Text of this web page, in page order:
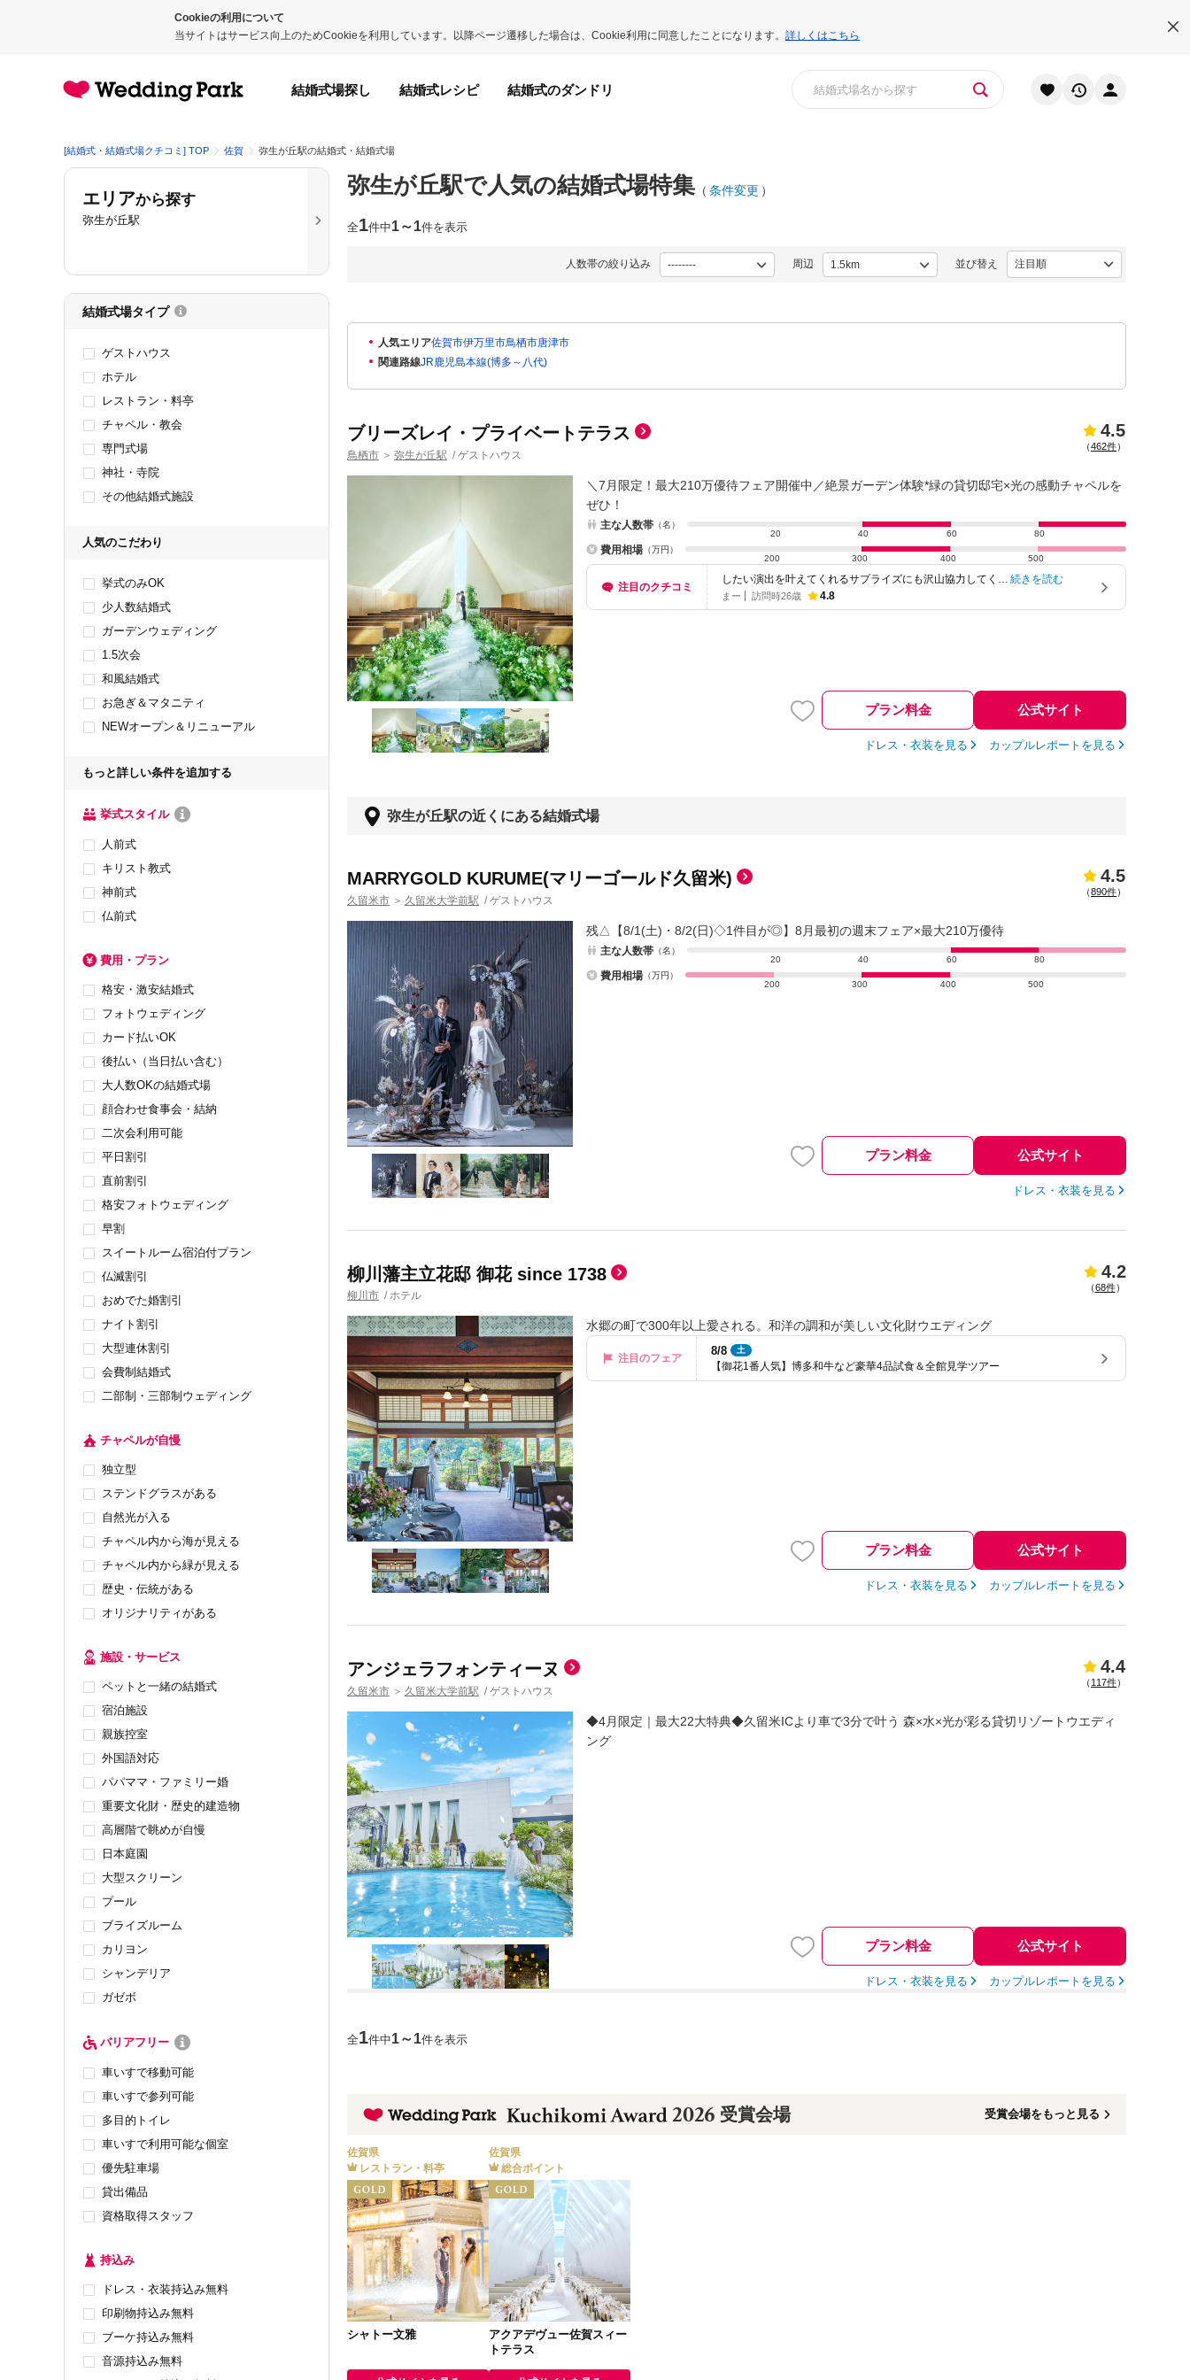
Cookieの利用について
当サイトはサービス向上のためCookieを利用しています。以降ページ遷移した場合は、Cookie利用に同意したことになります。 詳しくはこちら
結婚式場探し 結婚式レシピ 結婚式のダンドリ
[結婚式・結婚式場クチコミ] TOP 佐賀 弥生が丘駅の結婚式・結婚式場
弥生が丘駅で人気の結婚式場特集 （ 条件変更 ）
全1件中1～1件を表示
人数帯の絞り込み 周辺 並び替え
人気エリア佐賀市伊万里市鳥栖市唐津市
関連路線JR鹿児島本線(博多～八代)
ブリーズレイ・プライベートテラス
鳥栖市 ＞ 弥生が丘駅 / ゲストハウス
4.5
（462件）
＼7月限定！最大210万優待フェア開催中／絶景ガーデン体験*緑の貸切邸宅×光の感動チャペルを
ぜひ！
主な人数帯 （名）
20
40 60 80
費用相場 （万円）
200
300 400 500
注目のクチコミ
したい演出を叶えてくれるサプライズにも沢山協力してくれ
る…
続きを読む
まー 訪問時26歳 4.8
プラン料金 公式サイト
ドレス・衣装を見る カップルレポートを見る
弥生が丘駅の近くにある結婚式場
MARRYGOLD KURUME(マリーゴールド久留米)
久留米市 ＞ 久留米大学前駅 / ゲストハウス
4.5
（890件）
残△【8/1(土)・8/2(日)◇1件目が◎】8月最初の週末フェア×最大210万優待
主な人数帯 （名）
20
40 60 80
費用相場 （万円）
200
300 400 500
プラン料金 公式サイト
ドレス・衣装を見る
柳川藩主立花邸 御花 since 1738
柳川市 / ホテル
4.2
（68件）
水郷の町で300年以上愛される。和洋の調和が美しい文化財ウエディング
注目のフェア
8/8 土
【御花1番人気】博多和牛など豪華4品試食＆全館見学ツアー
プラン料金 公式サイト
ドレス・衣装を見る カップルレポートを見る
アンジェラフォンティーヌ
久留米市 ＞ 久留米大学前駅 / ゲストハウス
4.4
（ 117件）
◆4月限定｜最大22大特典◆久留米ICより車で3分で叶う 森×水×光が彩る貸切リゾートウエディ
ング
プラン料金 公式サイト
ドレス・衣装を見る カップルレポートを見る
全1件中1～1件を表示
2026 受賞会場 受賞会場をもっと見る
佐賀県
レストラン・料亭
シャトー文雅
佐賀県
総合ポイント
アクアデヴュー佐賀スィー
トテラス
エリアから探す
弥生が丘駅
結婚式場タイプ
ゲストハウス
ホテル
レストラン・料亭
チャペル・教会
専門式場
神社・寺院
その他結婚式施設
人気のこだわり
挙式のみOK
少人数結婚式
ガーデンウェディング
1.5次会
和風結婚式
お急ぎ＆マタニティ
NEWオープン＆リニューアル
もっと詳しい条件を追加する
挙式スタイル
人前式
キリスト教式
神前式
仏前式
費用・プラン
格安・激安結婚式
フォトウェディング
カード払いOK
後払い（当日払い含む）
大人数OKの結婚式場
顔合わせ食事会・結納
二次会利用可能
平日割引
直前割引
格安フォトウェディング
早割
スイートルーム宿泊付プラン
仏滅割引
おめでた婚割引
ナイト割引
大型連休割引
会費制結婚式
二部制・三部制ウェディング
チャペルが自慢
独立型
ステンドグラスがある
自然光が入る
チャペル内から海が見える
チャペル内から緑が見える
歴史・伝統がある
オリジナリティがある
施設・サービス
ペットと一緒の結婚式
宿泊施設
親族控室
外国語対応
パパママ・ファミリー婚
重要文化財・歴史的建造物
高層階で眺めが自慢
日本庭園
大型スクリーン
プール
ブライズルーム
カリヨン
シャンデリア
ガゼボ
バリアフリー
車いすで移動可能
車いすで参列可能
多目的トイレ
車いすで利用可能な個室
優先駐車場
貸出備品
資格取得スタッフ
持込み
ドレス・衣装持込み無料
印刷物持込み無料
ブーケ持込み無料
音源持込み無料